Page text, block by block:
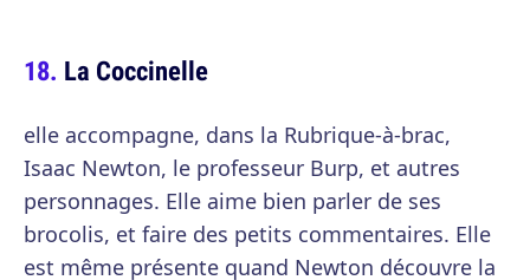
La Coccinelle
elle accompagne, dans la Rubrique-à-brac,
Isaac Newton, le professeur Burp, et autres
personnages. Elle aime bien parler de ses
brocolis, et faire des petits commentaires. Elle
est même présente quand Newton découvre la